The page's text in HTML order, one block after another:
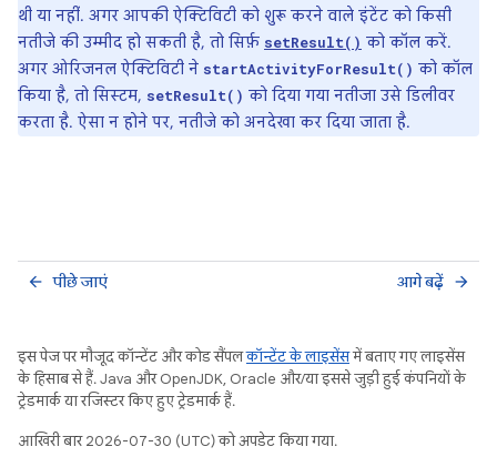
थी या नहीं. अगर आपकी ऐक्टिविटी को शुरू करने वाले इंटेंट को किसी
नतीजे की उम्मीद हो सकती है, तो सिर्फ़ setResult() को कॉल करें.
अगर ओरिजनल ऐक्टिविटी ने startActivityForResult() को कॉल
किया है, तो सिस्टम, setResult() को दिया गया नतीजा उसे डिलीवर
करता है. ऐसा न होने पर, नतीजे को अनदेखा कर दिया जाता है.
पीछे जाएं
arrow_back आगे बढ़ें arrow_forward
इस पेज पर मौजूद कॉन्टेंट और कोड सैंपलकॉन्टेंट के लाइसेंसमें बताए गए लाइसेंस
के हिसाब से हैं. Java और OpenJDK, Oracle और/या इससे जुड़ी हुई कंपनियों के
ट्रेडमार्क या रजिस्टर किए हुए ट्रेडमार्क हैं.
आखिरी बार 2026-07-30 (UTC) को अपडेट किया गया.